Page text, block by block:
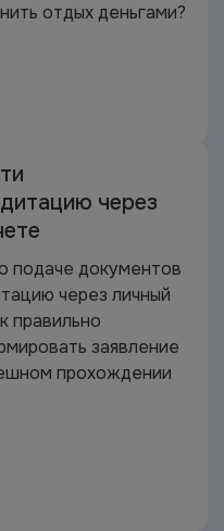
отдых деньгами?
через
подаче документов
через личный
правильно
заявление
прохождении